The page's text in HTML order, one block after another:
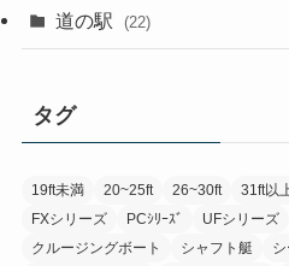
道の駅 (22)
タグ
19ft未満 20~25ft 26~30ft 31ft以
FXシリーズ
PCｼﾘｰｽﾞ UFシリーズ
クルージングボート
シャフト艇